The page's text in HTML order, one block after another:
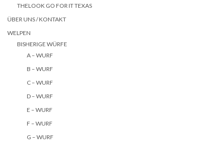
THELOOK GO FOR IT TEXAS
ÜBER UNS / KONTAKT
WELPEN
BISHERIGE WÜRFE
A – WURF
B – WURF
C – WURF
D – WURF
E – WURF
F – WURF
G – WURF